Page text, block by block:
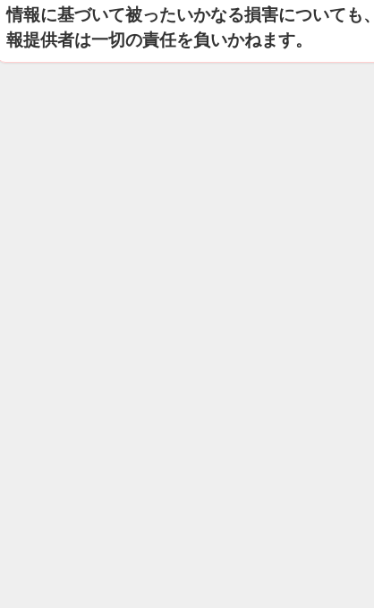
情報に基づいて被ったいかなる損害についても
報提供者は一切の責任を負いかねます。